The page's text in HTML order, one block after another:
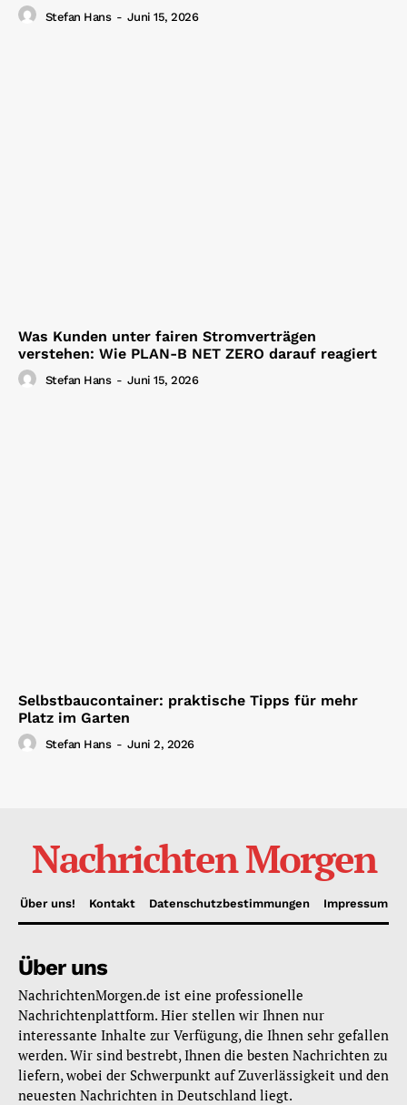
Stefan Hans - Juni 15, 2026
Was Kunden unter fairen Stromverträgen
verstehen: Wie PLAN-B NET ZERO darauf reagiert
Stefan Hans - Juni 15, 2026
Selbstbaucontainer: praktische Tipps für mehr
Platz im Garten
Stefan Hans - Juni 2, 2026
Nachrichten Morgen
Über uns! Kontakt Datenschutzbestimmungen Impressum
Über uns
NachrichtenMorgen.de ist eine professionelle
Nachrichtenplattform. Hier stellen wir Ihnen nur
interessante Inhalte zur Verfügung, die Ihnen sehr gefallen
werden. Wir sind bestrebt, Ihnen die besten Nachrichten zu
liefern, wobei der Schwerpunkt auf Zuverlässigkeit und den
neuesten Nachrichten in Deutschland liegt.